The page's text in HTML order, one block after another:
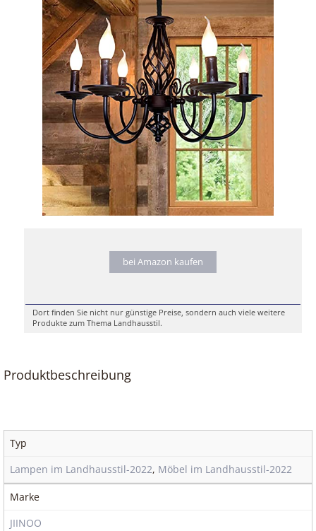
bei Amazon kaufen
Dort finden Sie nicht nur günstige Preise, sondern auch viele weitere
Produkte zum Thema Landhausstil.
Produktbeschreibung
Typ
Lampen im Landhausstil-2022, Möbel im Landhausstil-2022
Marke
JIINOO